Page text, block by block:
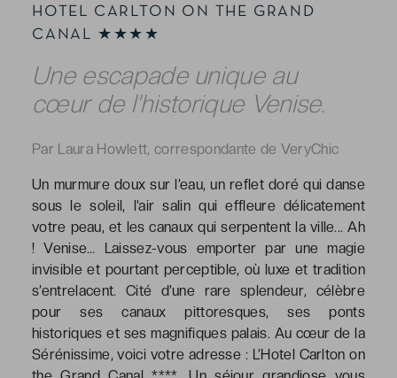
HOTEL CARLTON ON THE GRAND
CANAL ★★★★
Une escapade unique au
cœur de l’historique Venise.
Par Laura Howlett, correspondante de VeryChic
Un murmure doux sur l’eau, un reflet doré qui danse
sous le soleil, l’air salin qui effleure délicatement
votre peau, et les canaux qui serpentent la ville... Ah
! Venise… Laissez-vous emporter par une magie
invisible et pourtant perceptible, où luxe et tradition
s’entrelacent. Cité d’une rare splendeur, célèbre
pour ses canaux pittoresques, ses ponts
historiques et ses magnifiques palais. Au cœur de la
Sérénissime, voici votre adresse : L’Hotel Carlton on